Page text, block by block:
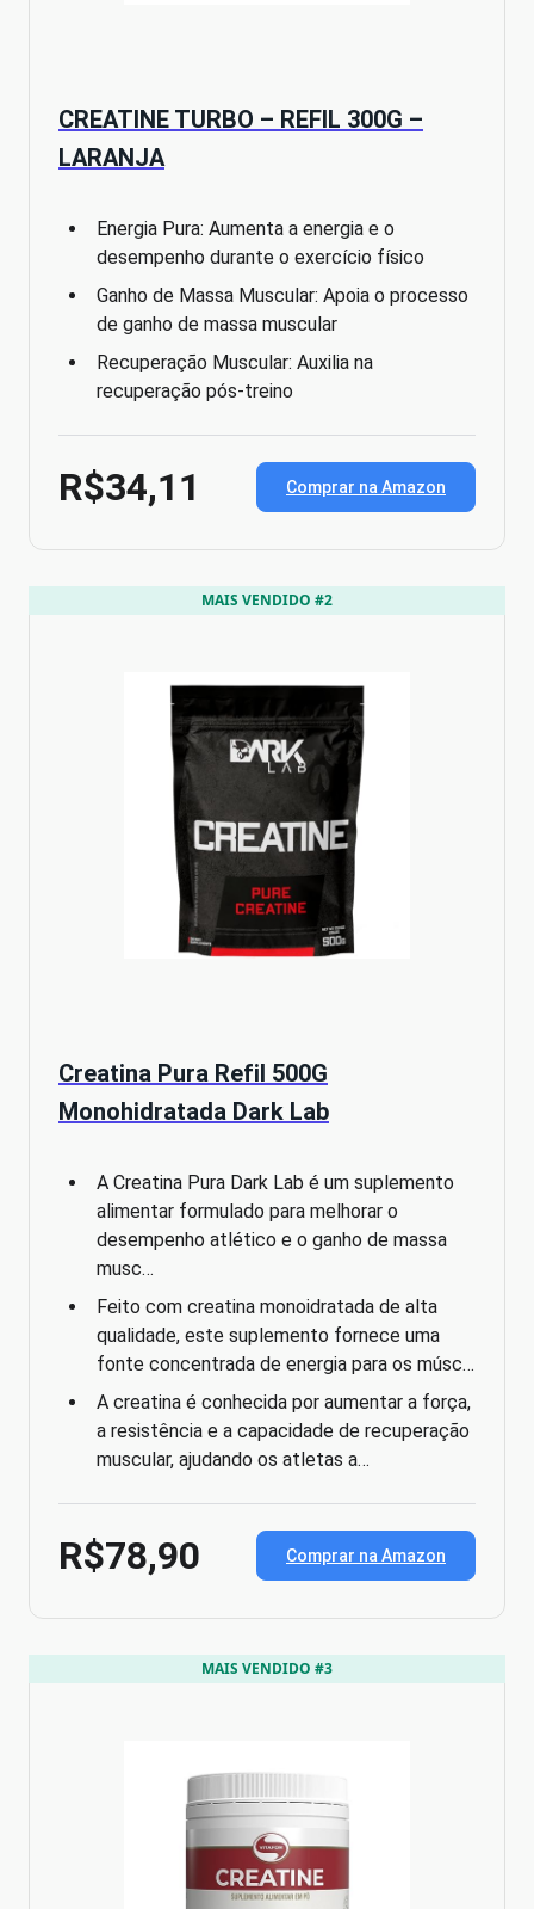
CREATINE TURBO – REFIL 300G –
LARANJA
Energia Pura: Aumenta a energia e o
desempenho durante o exercício físico
Ganho de Massa Muscular: Apoia o processo
de ganho de massa muscular
Recuperação Muscular: Auxilia na
recuperação pós-treino
R$34,11 Comprar na Amazon
MAIS VENDIDO #2
Creatina Pura Refil 500G
Monohidratada Dark Lab
A Creatina Pura Dark Lab é um suplemento
alimentar formulado para melhorar o
desempenho atlético e o ganho de massa
musc…
Feito com creatina monoidratada de alta
qualidade, este suplemento fornece uma
fonte concentrada de energia para os músc…
A creatina é conhecida por aumentar a força,
a resistência e a capacidade de recuperação
muscular, ajudando os atletas a…
R$78,90 Comprar na Amazon
MAIS VENDIDO #3